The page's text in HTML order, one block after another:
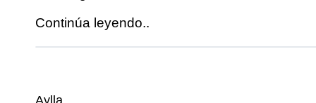
Continúa leyendo..
Aylla